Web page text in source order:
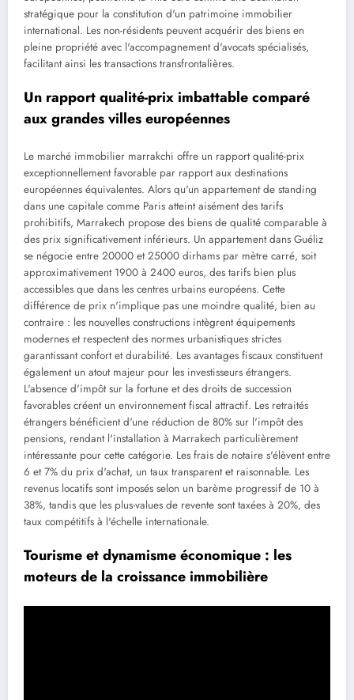
stratégique pour la constitution d'un patrimoine immobilier
international. Les non-résidents peuvent acquérir des biens en
pleine propriété avec l'accompagnement d'avocats spécialisés,
facilitant ainsi les transactions transfrontalières.
Un rapport qualité-prix imbattable comparé
aux grandes villes européennes
Le marché immobilier marrakchi offre un rapport qualité-prix
exceptionnellement favorable par rapport aux destinations
européennes équivalentes. Alors qu'un appartement de standing
dans une capitale comme Paris atteint aisément des tarifs
prohibitifs, Marrakech propose des biens de qualité comparable à
des prix significativement inférieurs. Un appartement dans Guéliz
se négocie entre 20000 et 25000 dirhams par mètre carré, soit
approximativement 1900 à 2400 euros, des tarifs bien plus
accessibles que dans les centres urbains européens. Cette
différence de prix n'implique pas une moindre qualité, bien au
contraire : les nouvelles constructions intègrent équipements
modernes et respectent des normes urbanistiques strictes
garantissant confort et durabilité. Les avantages fiscaux constituent
également un atout majeur pour les investisseurs étrangers.
L'absence d'impôt sur la fortune et des droits de succession
favorables créent un environnement fiscal attractif. Les retraités
étrangers bénéficient d'une réduction de 80% sur l'impôt des
pensions, rendant l'installation à Marrakech particulièrement
intéressante pour cette catégorie. Les frais de notaire s'élèvent entre
6 et 7% du prix d'achat, un taux transparent et raisonnable. Les
revenus locatifs sont imposés selon un barème progressif de 10 à
38%, tandis que les plus-values de revente sont taxées à 20%, des
taux compétitifs à l'échelle internationale.
Tourisme et dynamisme économique : les
moteurs de la croissance immobilière